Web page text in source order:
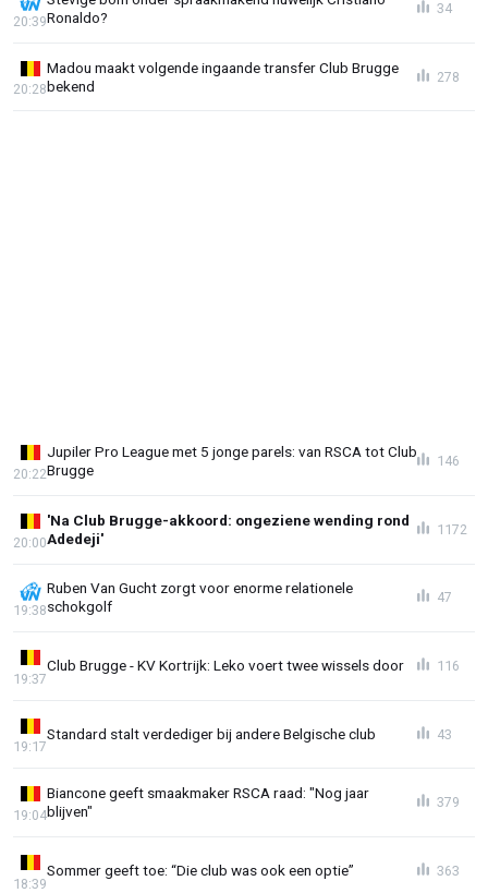
Ronaldo?
20:39
34
Madou maakt volgende ingaande transfer Club Brugge
bekend
20:28
278
Jupiler Pro League met 5 jonge parels: van RSCA tot Club
Brugge
20:22
146
'Na Club Brugge-akkoord: ongeziene wending rond
Adedeji'
20:00
1172
Ruben Van Gucht zorgt voor enorme relationele
schokgolf
19:38
47
Club Brugge - KV Kortrijk: Leko voert twee wissels door
19:37
116
Standard stalt verdediger bij andere Belgische club
19:17
43
Biancone geeft smaakmaker RSCA raad: "Nog jaar
blijven"
19:04
379
Sommer geeft toe: “Die club was ook een optie”
18:39
363